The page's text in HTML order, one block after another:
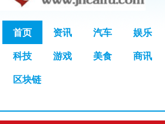
首页 资讯 汽车 娱乐
科技 游戏 美食 商讯
区块链